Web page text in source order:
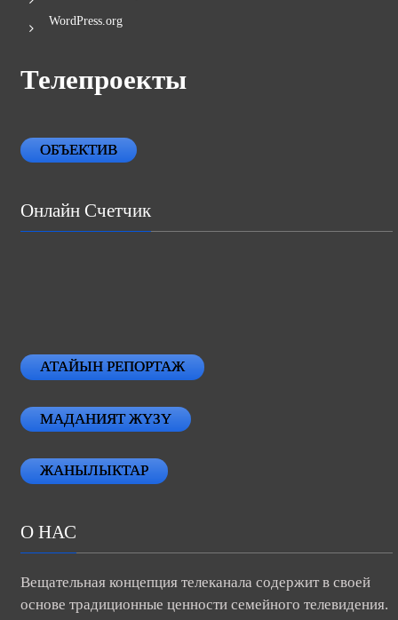
WordPress.org
Телепроекты
ОБЪЕКТИВ
Онлайн Счетчик
АТАЙЫН РЕПОРТАЖ
МАДАНИЯТ ЖҮЗҮ
ЖАНЫЛЫКТАР
О НАС
Вещательная концепция телеканала содержит в своей
основе традиционные ценности семейного телевидения.